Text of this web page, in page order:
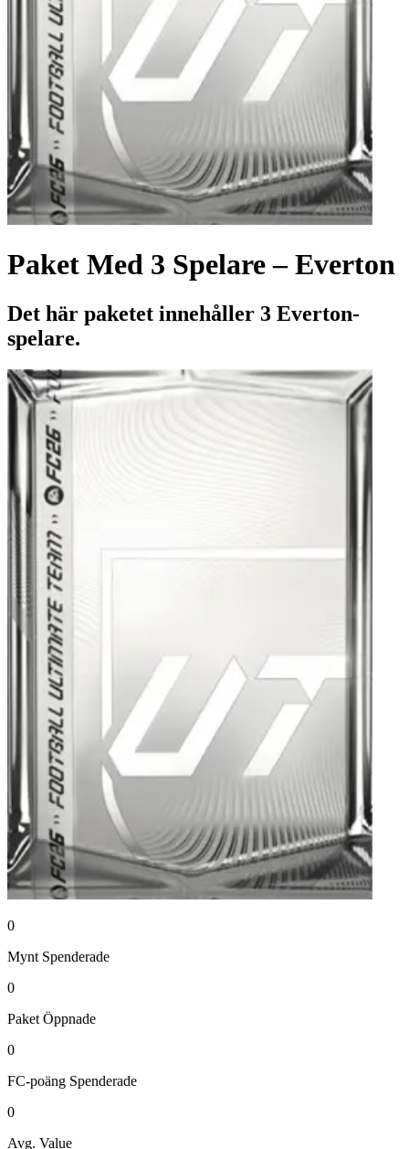
Paket Med 3 Spelare – Everton
Det här paketet innehåller 3 Everton-
spelare.
0
Mynt Spenderade
0
Paket Öppnade
0
FC-poäng Spenderade
0
Avg. Value